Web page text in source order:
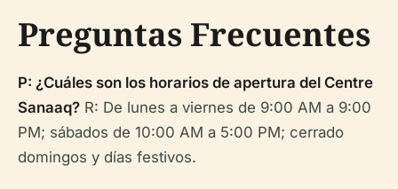
Preguntas Frecuentes
P: ¿Cuáles son los horarios de apertura del Centre
Sanaaq? R: De lunes a viernes de 9:00 AM a 9:00
PM; sábados de 10:00 AM a 5:00 PM; cerrado
domingos y días festivos.